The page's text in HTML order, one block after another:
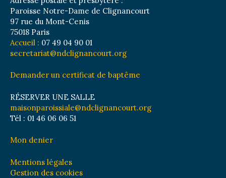
Paroisse Notre-Dame de Clignancourt
97 rue du Mont-Cenis
75018 Paris
Accueil : 07 49 04 90 01
secretariat@ndclignancourt.org
Demander un certificat de baptême
RÉSERVER UNE SALLE
maisonparoissiale@ndclignancourt.org
Tél : 01 46 06 06 51
Mon denier
Mentions légales
Gestion des cookies